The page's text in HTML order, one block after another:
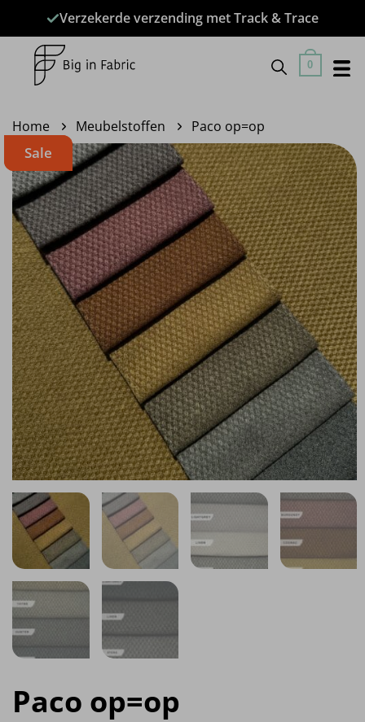
inhoud
Verzekerde verzending met Track & Trace
0
Home Meubelstoffen Paco op=op
Sale
Paco op=op